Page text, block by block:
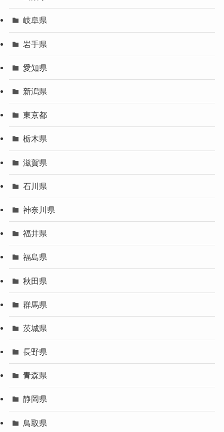
岐阜県
岩手県
愛知県
新潟県
東京都
栃木県
滋賀県
石川県
神奈川県
福井県
福島県
秋田県
群馬県
茨城県
長野県
青森県
静岡県
鳥取県